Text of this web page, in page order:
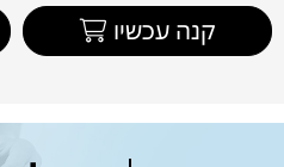
קנה עכשיו